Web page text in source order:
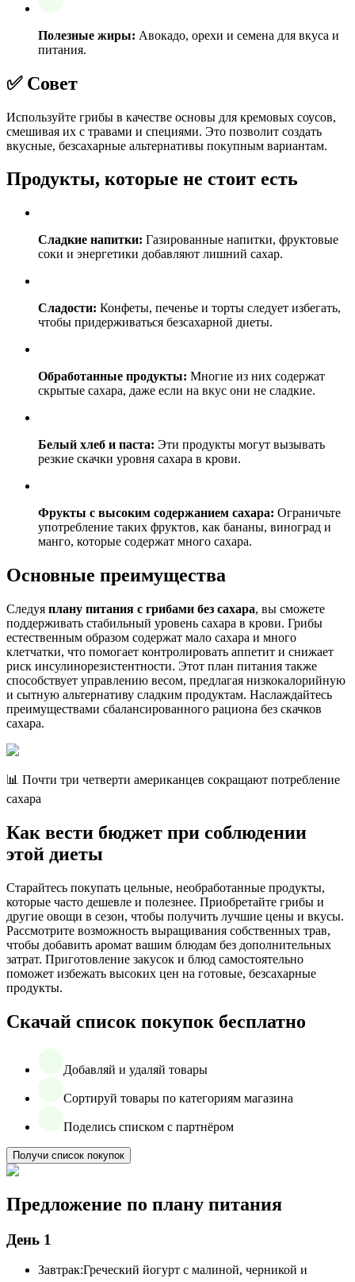
Полезные жиры: Авокадо, орехи и семена для вкуса и
питания.
✅ Совет
Используйте грибы в качестве основы для кремовых соусов,
смешивая их с травами и специями. Это позволит создать
вкусные, безсахарные альтернативы покупным вариантам.
Продукты, которые не стоит есть
Сладкие напитки: Газированные напитки, фруктовые
соки и энергетики добавляют лишний сахар.
Сладости: Конфеты, печенье и торты следует избегать,
чтобы придерживаться безсахарной диеты.
Обработанные продукты: Многие из них содержат
скрытые сахара, даже если на вкус они не сладкие.
Белый хлеб и паста: Эти продукты могут вызывать
резкие скачки уровня сахара в крови.
Фрукты с высоким содержанием сахара: Ограничьте
употребление таких фруктов, как бананы, виноград и
манго, которые содержат много сахара.
Основные преимущества
Следуя плану питания с грибами без сахара, вы сможете
поддерживать стабильный уровень сахара в крови. Грибы
естественным образом содержат мало сахара и много
клетчатки, что помогает контролировать аппетит и снижает
риск инсулинорезистентности. Этот план питания также
способствует управлению весом, предлагая низкокалорийную
и сытную альтернативу сладким продуктам. Наслаждайтесь
преимуществами сбалансированного рациона без скачков
сахара.
📊 Почти три четверти американцев сокращают потребление
сахара
Как вести бюджет при соблюдении
этой диеты
Старайтесь покупать цельные, необработанные продукты,
которые часто дешевле и полезнее. Приобретайте грибы и
другие овощи в сезон, чтобы получить лучшие цены и вкусы.
Рассмотрите возможность выращивания собственных трав,
чтобы добавить аромат вашим блюдам без дополнительных
затрат. Приготовление закусок и блюд самостоятельно
поможет избежать высоких цен на готовые, безсахарные
продукты.
Скачай список покупок бесплатно
Добавляй и удаляй товары
Сортируй товары по категориям магазина
Поделись списком с партнёром
Получи список покупок
Предложение по плану питания
День 1
Завтрак:Греческий йогурт с малиной, черникой и